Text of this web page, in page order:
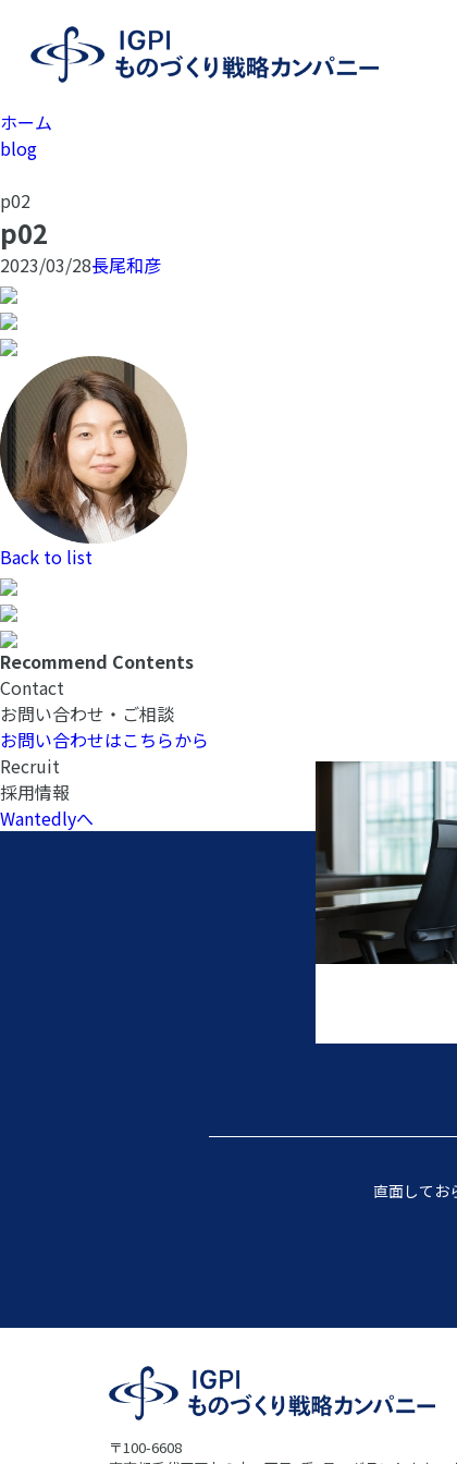
ホーム
blog
p02
p02
2023/03/28長尾和彦
Back to list
Recommend Contents
Contact
お問い合わせ・ご相談
お問い合わせはこちらから
Recruit
採用情報
Wantedlyへ
直面してお
〒100-6608